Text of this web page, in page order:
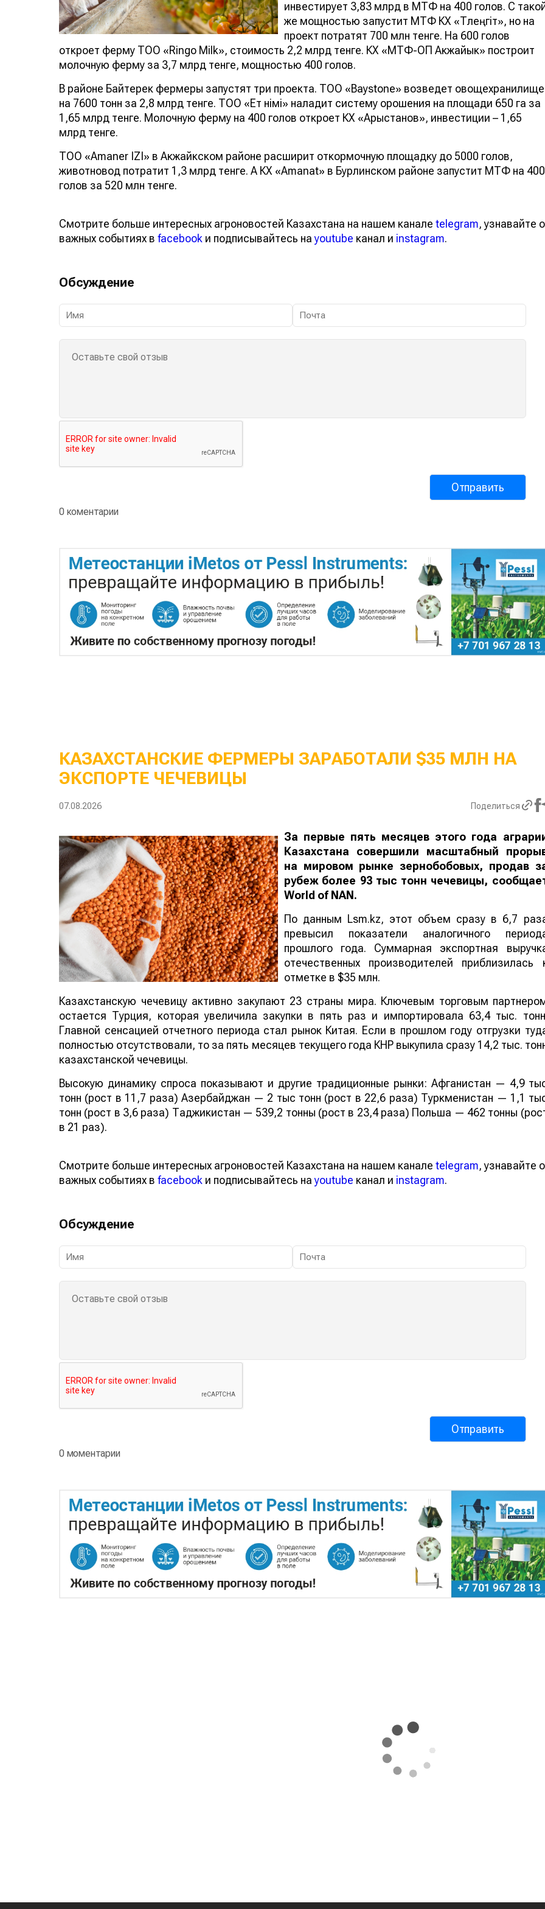
инвестирует 3,83 млрд в МТФ на 400 голов. С
же мощностью запустит МТФ КХ «Төлеңгіт», но на
проект потратят 700 млн тенге. На 600 голов
откроет ферму ТОО «Ringo Milk», стоимость 2,2 млрд тенге. КХ «МТФ-ОП Акжайык» построит
молочную ферму за 3,7 млрд тенге, мощностью 400 голов.
В районе Байтерек фермеры запустят три проекта. ТОО «Baystone» возведет овощехранилище
на 7600 тонн за 2,8 млрд тенге. ТОО «Ет өнімі» наладит систему орошения на площади 650 га за
1,65 млрд тенге. Молочную ферму на 400 голов откроет КХ «Арыстанов», инвестиции – 1,65
млрд тенге.
ТОО «Аmaner ІZІ» в Акжайкском районе расширит откормочную площадку до 5000 голов,
животновод потратит 1,3 млрд тенге. А КХ «Amanat» в Бурлинском районе запустит МТФ на 400
голов за 520 млн тенге.
Смотрите больше интересных агроновостей Казахстана на нашем канале telegram, узнавайте о
важных событиях в facebook и подписывайтесь наyoutube канал и instagram.
Обсуждение
0 коментарии
КАЗАХСТАНСКИЕ ФЕРМЕРЫ ЗАРАБОТАЛИ $35 МЛН НА
ЭКСПОРТЕ ЧЕЧЕВИЦЫ
07.08.2026 Поделиться
За первые пять месяцев этого года
Казахстана совершили масштабный
на мировом рынке зернобобовых, продав
рубеж более 93 тыс тонн чечевицы,
World of NAN .
По данным Lsm.kz, этот объем сразу в 6,7
превысил показатели аналогичного
прошлого года. Суммарная экспортная
отечественных производителей приблизилась
отметке в $35 млн.
Казахстанскую чечевицу активно закупают 23 страны мира. Ключевым торговым
остается Турция, которая увеличила закупки в пять раз и импортировала 63,4 тыс.
Главной сенсацией отчетного периода стал рынок Китая. Если в прошлом году отгрузки
полностью отсутствовали, то за пять месяцев текущего года КНР выкупила сразу 14,2 тыс.
казахстанской чечевицы.
Высокую динамику спроса показывают и другие традиционные рынки: Афганистан — 4,9
тонн (рост в 11,7 раза) Азербайджан — 2 тыс тонн (рост в 22,6 раза) Туркменистан — 1,1
тонн (рост в 3,6 раза) Таджикистан — 539,2 тонны (рост в 23,4 раза) Польша — 462 тонны
в 21 раз).
Смотрите больше интересных агроновостей Казахстана на нашем канале telegram, узнавайте о
важных событиях в facebook и подписывайтесь наyoutube канал и instagram.
Обсуждение
0 моментарии